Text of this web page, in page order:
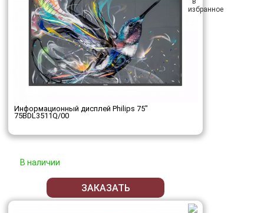
Информационный дисплей Philips 75"
75BDL3511Q/00
В наличии
ЗАКАЗАТЬ